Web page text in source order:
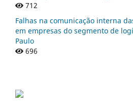
712
Falhas na comunicação interna
em empresas do segmento de
Paulo
696